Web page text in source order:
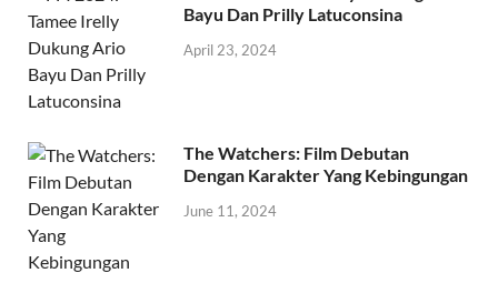
Bayu Dan Prilly Latuconsina
April 23, 2024
The Watchers: Film Debutan
Dengan Karakter Yang Kebingungan
June 11, 2024